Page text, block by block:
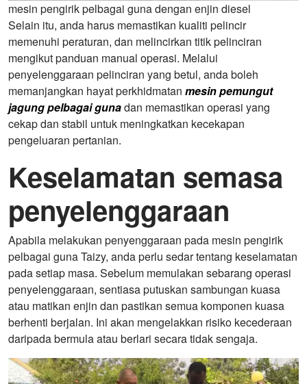
mesin pengirik pelbagai guna dengan enjin diesel
Selain itu, anda harus memastikan kualiti pelincir
memenuhi peraturan, dan melincirkan titik pelinciran
mengikut panduan manual operasi. Melalui
penyelenggaraan pelinciran yang betul, anda boleh
memanjangkan hayat perkhidmatan mesin pemungut
jagung pelbagai gunadan memastikan operasi yang
cekap dan stabil untuk meningkatkan kecekapan
pengeluaran pertanian.
Keselamatan semasa
penyelenggaraan
Apabila melakukan penyenggaraan pada mesin pengirik
pelbagai guna Taizy, anda perlu sedar tentang keselamatan
pada setiap masa. Sebelum memulakan sebarang operasi
penyelenggaraan, sentiasa putuskan sambungan kuasa
atau matikan enjin dan pastikan semua komponen kuasa
berhenti berjalan. Ini akan mengelakkan risiko kecederaan
daripada bermula atau berlari secara tidak sengaja.